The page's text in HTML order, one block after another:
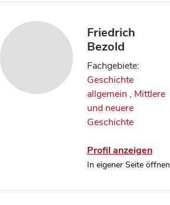
Friedrich
Bezold
Fachgebiete:
Geschichte
allgemein , Mittlere
und neuere
Geschichte
Profil anzeigen
In eigener Seite öffnen